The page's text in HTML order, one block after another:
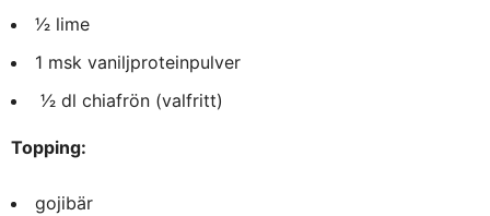
1⁄2 lime
1 msk vaniljproteinpulver
1⁄2 dl chiafrön (valfritt)
Topping:
gojibär